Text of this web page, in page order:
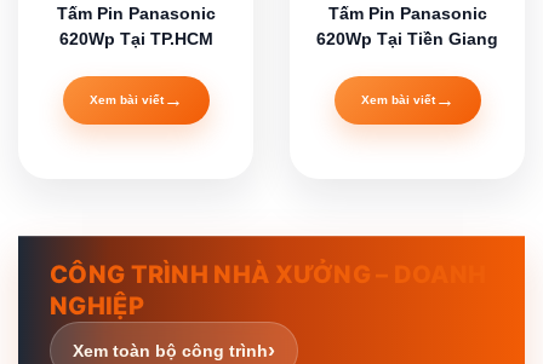
Tấm Pin Panasonic
620Wp Tại TP.HCM
Xem bài viết→
Tấm Pin Panasonic
620Wp Tại Tiền Giang
Xem bài viết→
CÔNG TRÌNH NHÀ XƯỞNG – DOANH
NGHIỆP
Xem toàn bộ công trình›